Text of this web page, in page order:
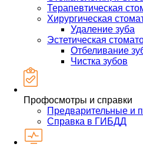
Терапевтическая
Хирургическая
Удаление зуба
Эстетическая
Отбеливание
Чистка зубов
Профосмотры и справки
Предварительные и
Справка в ГИБДД